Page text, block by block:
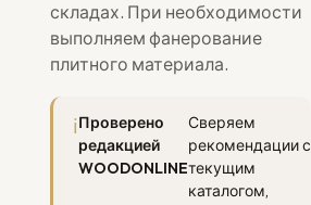
складах. При необходимости
выполняем фанерование
плитного материала.
Проверено
редакцией
WOODONLINE
Сверяем
рекомендации с
текущим
каталогом,